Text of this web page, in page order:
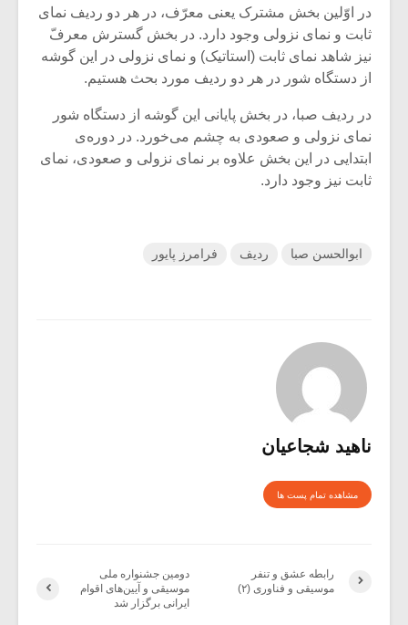
در اوّلین بخش مشترک یعنی معرّف، در هر دو ردیف نمای
ثابت و نمای نزولی وجود دارد. در بخش گسترش معرفّ
نیز شاهد نمای ثابت (استاتیک) و نمای نزولی در این گوشه
از دستگاه شور در هر دو ردیف مورد بحث هستیم.
در ردیف صبا، در بخش پایانی این گوشه از دستگاه شور
نمای نزولی و صعودی به چشم می‌خورد. در دوره‌ی
ابتدایی در این بخش علاوه بر نمای نزولی و صعودی، نمای
ثابت نیز وجود دارد.
ابوالحسن صبا ردیف فرامرز پایور
ناهید شجاعیان
مشاهده تمام پست ها
دومین جشنواره ملی
موسیقی و آیین‌های اقوام
ایرانی برگزار شد
رابطه عشق و تنفر
موسیقی و فناوری (۲)